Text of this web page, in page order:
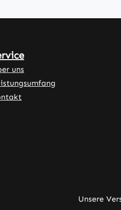
(externer Link)
Tab (externer Link)
in neuem Tab (externer
(externer Link)
uns
Unsere